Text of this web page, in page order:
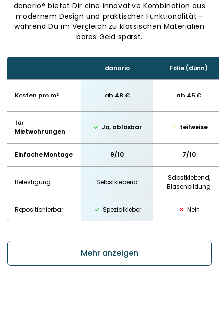
danario® bietet Dir eine innovative Kombination aus
modernem Design und praktischer Funktionalität –
während Du im Vergleich zu klassischen Materialien
bares Geld sparst.
danario Folie (dünn)
Kosten pro m² ab 48 € ab 45 €
für
Mietwohnungen
Ja, ablösbar teilweise
Einfache Montage 9/10 7/10
Befestigung Selbstklebend
Selbstklebend,
Blasenbildung
Repositionierbar Spezialkleber Nein
Mehr anzeigen